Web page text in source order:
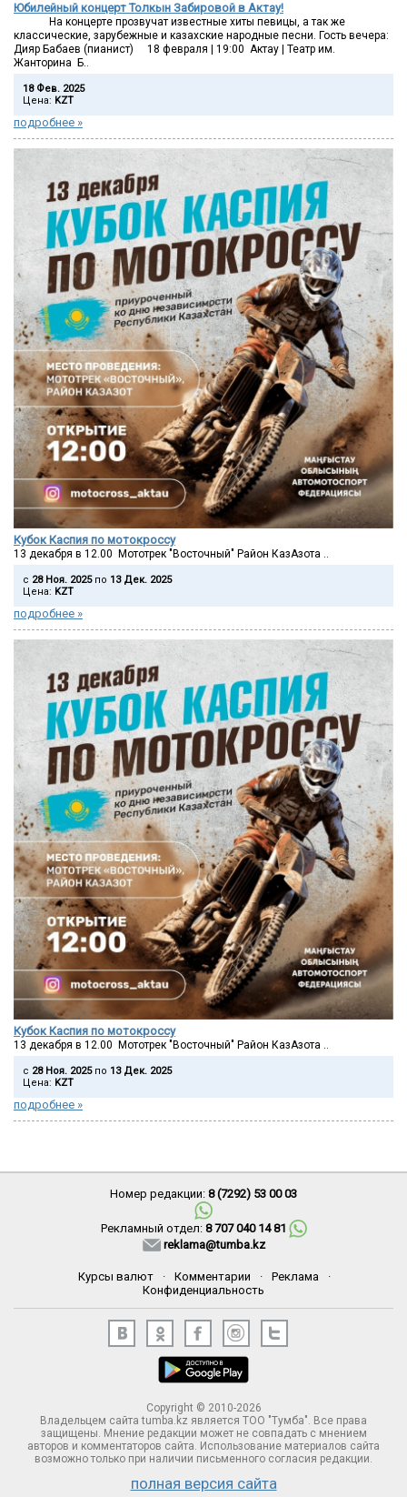
Юбилейный концерт Толкын Забировой в Актау!
На концерте прозвучат известные хиты певицы, а так же
классические, зарубежные и казахские народные песни. Гость вечера:
Дияр Бабаев (пианист) 18 февраля | 19:00 Актау | Театр им.
Жанторина Б..
18 Фев. 2025
Цена: KZT
подробнее »
Кубок Каспия по мотокроссу
13 декабря в 12.00 Мототрек "Восточный" Район КазАзота ..
c 28 Ноя. 2025по 13 Дек. 2025
Цена: KZT
подробнее »
Кубок Каспия по мотокроссу
13 декабря в 12.00 Мототрек "Восточный" Район КазАзота ..
c 28 Ноя. 2025по 13 Дек. 2025
Цена: KZT
подробнее »
Номер редакции: 8 (7292) 53 00 03
Рекламный отдел: 8 707 040 14 81
reklama@tumba.kz
Курсы валют · Комментарии · Реклама
·
Конфиденциальность
Copyright © 2010-2026
Владельцем сайта tumba.kz является ТОО "Тумба". Все права
защищены. Мнение редакции может не совпадать с мнением
авторов и комментаторов сайта. Использование материалов сайта
возможно только при наличии письменного согласия редакции.
полная версия сайта